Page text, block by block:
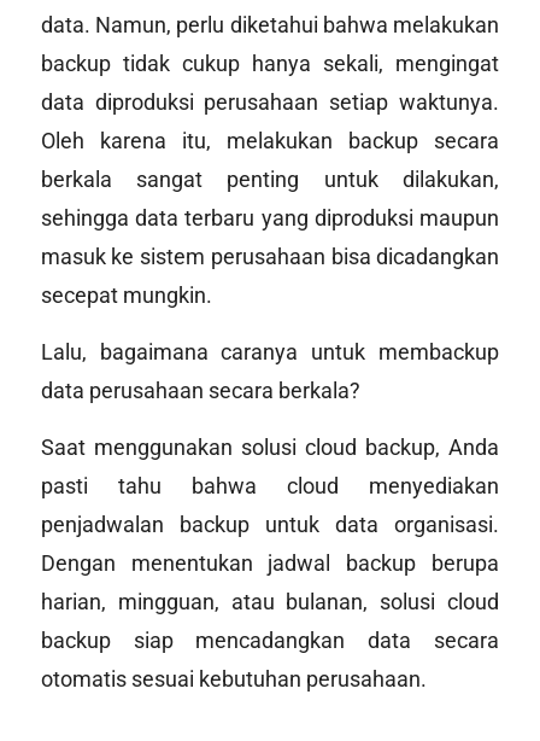
data. Namun, perlu diketahui bahwa melakukan
backup tidak cukup hanya sekali, mengingat
data diproduksi perusahaan setiap waktunya.
Oleh karena itu, melakukan backup secara
berkala sangat penting untuk dilakukan,
sehingga data terbaru yang diproduksi maupun
masuk ke sistem perusahaan bisa dicadangkan
secepat mungkin.
Lalu, bagaimana caranya untuk membackup
data perusahaan secara berkala?
Saat menggunakan solusi cloud backup, Anda
pasti tahu bahwa cloud menyediakan
penjadwalan backup untuk data organisasi.
Dengan menentukan jadwal backup berupa
harian, mingguan, atau bulanan, solusi cloud
backup siap mencadangkan data secara
otomatis sesuai kebutuhan perusahaan.